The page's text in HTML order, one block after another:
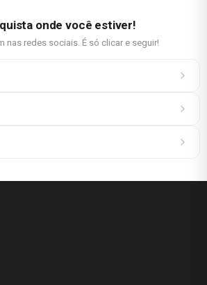
onde você estiver!
nas redes sociais. É só clicar e seguir!